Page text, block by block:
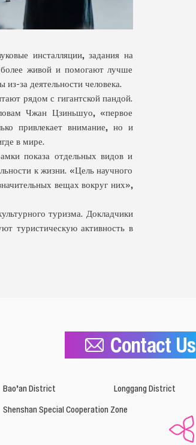
инсталляции, задания на
живой и помогают лучше
за деятельности человека.
рядом с гигантской пандой.
Чжан Цзиньшуо, «первое
привлекает внимание, но и
в мире.
показа отдельных видов и
к жизни. «Цель научного
вещах вокруг них»,
туризма. Докладчики
туристическую активность в
Contact Us
Bao’an District
Longgang District
Shenshan Special Cooperation Zone